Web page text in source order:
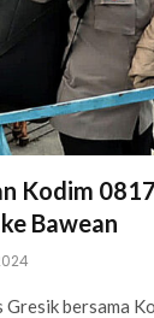
Kodim
Bawean
Gresik bersama